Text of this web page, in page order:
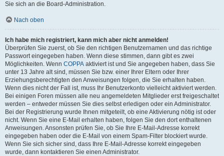
Sie sich an die Board-Administration.
Nach oben
Ich habe mich registriert, kann mich aber nicht anmelden!
Überprüfen Sie zuerst, ob Sie den richtigen Benutzernamen und das richtige
Passwort eingegeben haben. Wenn diese stimmen, dann gibt es zwei
Möglichkeiten. Wenn COPPA aktiviert ist und Sie angegeben haben, dass Sie
unter 13 Jahre alt sind, müssen Sie bzw. einer Ihrer Eltern oder Ihrer
Erziehungsberechtigten den Anweisungen folgen, die Sie erhalten haben.
Wenn dies nicht der Fall ist, muss Ihr Benutzerkonto vielleicht aktiviert werden.
Bei einigen Foren müssen alle neu angemeldeten Mitglieder erst freigeschaltet
werden – entweder müssen Sie dies selbst erledigen oder ein Administrator.
Bei der Registrierung wurde Ihnen mitgeteilt, ob eine Aktivierung nötig ist oder
nicht. Wenn Sie eine E-Mail erhalten haben, folgen Sie den dort enthaltenen
Anweisungen. Ansonsten prüfen Sie, ob Sie Ihre E-Mail-Adresse korrekt
eingegeben haben oder die E-Mail von einem Spam-Filter blockiert wurde.
Wenn Sie sich sicher sind, dass Ihre E-Mail-Adresse korrekt eingegeben
wurde, dann kontaktieren Sie einen Administrator.